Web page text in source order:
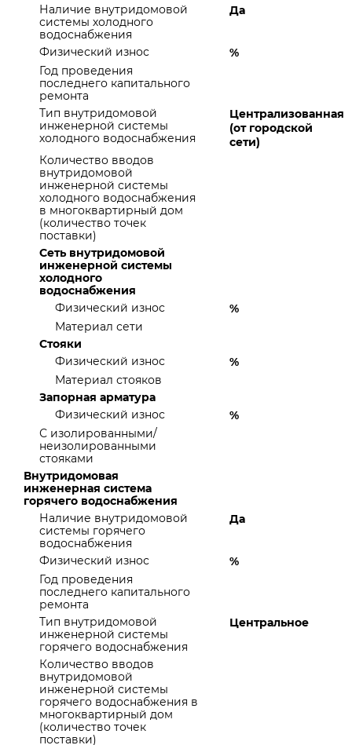
Наличие внутридомовой
системы холодного
водоснабжения
Да
Физический износ
%
Год проведения
последнего капитального
ремонта
Тип внутридомовой
инженерной системы
холодного водоснабжения
Централизованная
(от городской
сети)
Количество вводов
внутридомовой
инженерной системы
холодного водоснабжения
в многоквартирный дом
(количество точек
поставки)
Сеть внутридомовой
инженерной системы
холодного
водоснабжения
Физический износ
%
Материал сети
Стояки
Физический износ
%
Материал стояков
Запорная арматура
Физический износ
%
С изолированными/
неизолированными
стояками
Внутридомовая
инженерная система
горячего водоснабжения
Наличие внутридомовой
системы горячего
водоснабжения
Да
Физический износ
%
Год проведения
последнего капитального
ремонта
Тип внутридомовой
инженерной системы
горячего водоснабжения
Центральное
Количество вводов
внутридомовой
инженерной системы
горячего водоснабжения в
многоквартирный дом
(количество точек
поставки)